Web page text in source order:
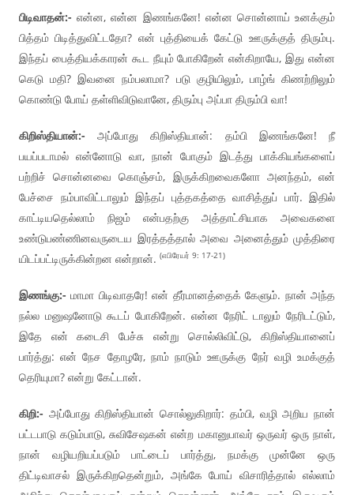
பிடிவாதன்:- என்ன, என்ன இணங்கனே! என்ன சொன்னாய் உனக்கும்
பித்தம் பிடித்துவிட்டதோ? என் புத்தியைக் கேட்டு ஊருக்குத் திரும்பு.
இந்தப் பைத்தியக்காரன் கூட நீயும் போகிறேன் என்கிறாயே, இது என்ன
கெடு மதி? இவனை நம்பலாமா? படு குழியிலும், பாழ்ங் கிணற்றிலும்
கொண்டு போய் தள்ளிவிடுவானே, திரும்பு அப்பா திரும்பி வா!
கிறிஸ்தியான்:- அப்போது கிறிஸ்தியான்: தம்பி இணங்கனே! நீ
பயப்படாமல் என்னோடு வா, நான் போகும் இடத்து பாக்கியங்களைப்
பற்றிச் சொன்னவை கொஞ்சம், இருக்கிறவைகளோ அனந்தம், என்
பேச்சை நம்பாவிட்டாலும் இந்தப் புத்தகத்தை வாசித்துப் பார். இதில்
காட்டியதெல்லாம் நிஜம் என்பதற்கு அத்தாட்சியாக அவைகளை
உண்டுபண்ணினவருடைய இரத்தத்தால் அவை அனைத்தும் முத்திரை
யிடப்பட்டிருக்கின்றன என்றான். (எபிரேயர் 9: 17-21)
இணங்கு:- மாமா பிடிவாதரே! என் தீர்மானத்தைக் கேளும். நான் அந்த
நல்ல மனுஷனோடு கூடப் போகிறேன். என்ன நேரிட் டாலும் நேரிடட்டும்,
இதே என் கடைசி பேச்சு என்று சொல்லிவிட்டு, கிறிஸ்தியானைப்
பார்த்து: என் நேச தோழரே, நாம் நாடும் ஊருக்கு நேர் வழி உமக்குத்
தெரியுமா? என்று கேட்டான்.
கிறி:- அப்போது கிறிஸ்தியான் சொல்லுகிறார்: தம்பி, வழி அறிய நான்
பட்டபாடு கடும்பாடு, சுவிசேஷகன் என்ற மகானுபாவர் ஒருவர் ஒரு நாள்,
நான் வழியறியப்படும் பாட்டைப் பார்த்து, நமக்கு முன்னே ஒரு
திட்டிவாசல் இருக்கிறதென்றும், அங்கே போய் விசாரித்தால் எல்லாம்